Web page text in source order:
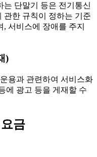
단말기 등은 전기통신
관한 규칙이 정하는 기준
서비스에 장애를 주지
)
용과 관련하여 서비스화
에 광고 등을 게재할 수
금